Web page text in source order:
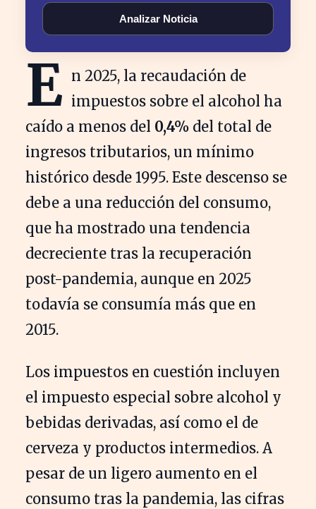
Analizar Noticia
E n 2025, la recaudación de
impuestos sobre el alcohol ha
caído a menos del 0,4% del total de
ingresos tributarios, un mínimo
histórico desde 1995. Este descenso se
debe a una reducción del consumo,
que ha mostrado una tendencia
decreciente tras la recuperación
post-pandemia, aunque en 2025
todavía se consumía más que en
2015.
Los impuestos en cuestión incluyen
el impuesto especial sobre alcohol y
bebidas derivadas, así como el de
cerveza y productos intermedios. A
pesar de un ligero aumento en el
consumo tras la pandemia, las cifras